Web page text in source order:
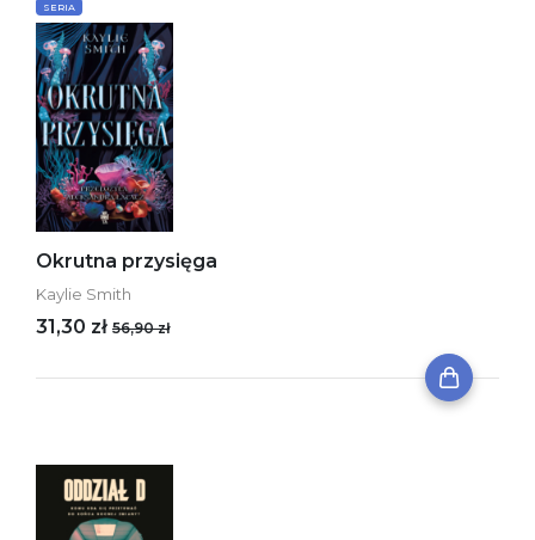
SERIA
Okrutna przysięga
Kaylie Smith
31,30 zł 56,90 zł